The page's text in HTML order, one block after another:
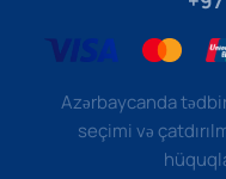
Azərbaycanda
seçimi və